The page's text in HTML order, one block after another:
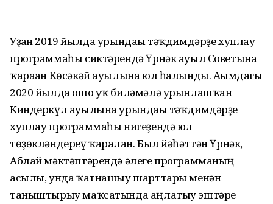
Уҙған 2019 йылда урындағы тәҡдимдәрҙе хуплау
программаһы сиктәрендә Үрнәк ауыл Советына
ҡараған Көсәкәй ауылына юл һалынды. Ағымдагы
2020 йылда ошо уҡ биләмәлә урынлашҡан
Киндеркүл ауылына урындағы тәҡдимдәрҙе
хуплау программаһы нигеҙендә юл
төҙөкләндереү ҡаралған. Был йәһәттән Үрнәк,
Аблай мәктәптәрендә әлеге программаның
асылы, унда ҡатнашыу шарттары менән
таныштырыу маҡсатында аңлатыу эштәре